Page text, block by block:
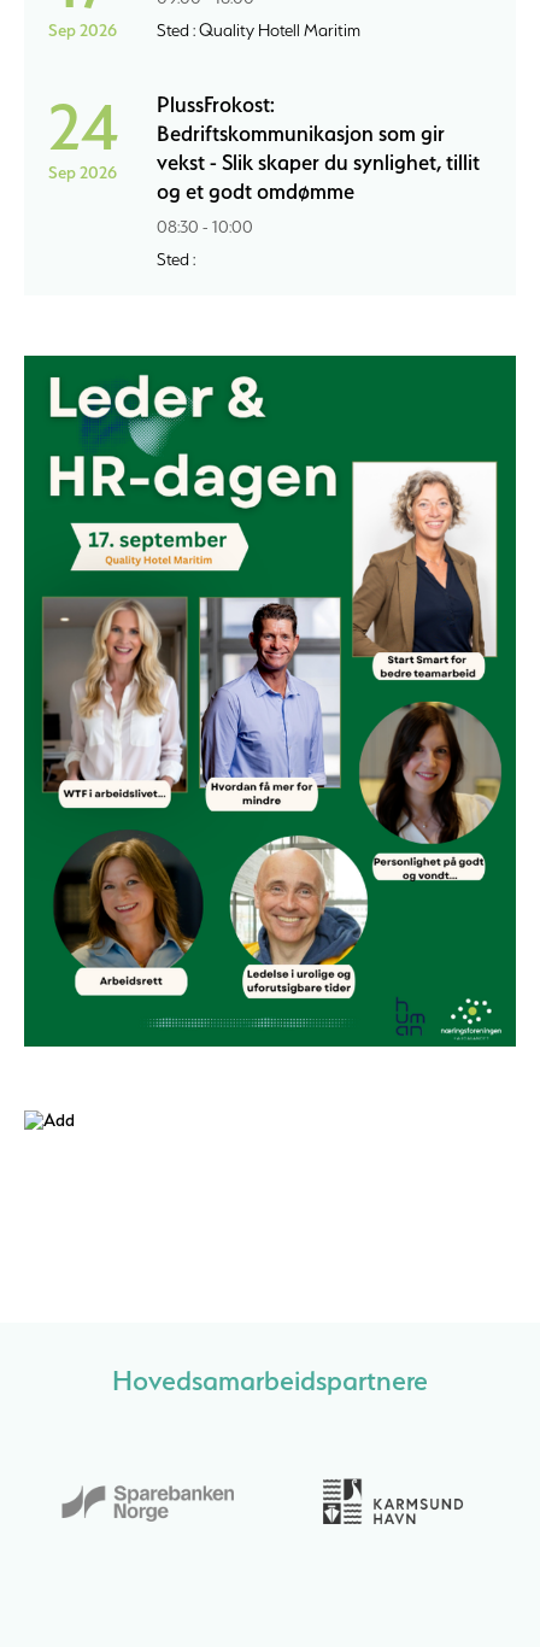
Sep 2026
Sted : Quality Hotell Maritim
24
Sep 2026
PlussFrokost:
Bedriftskommunikasjon som gir
vekst - Slik skaper du synlighet, tillit
og et godt omdømme
08:30 - 10:00
Sted :
Hovedsamarbeidspartnere